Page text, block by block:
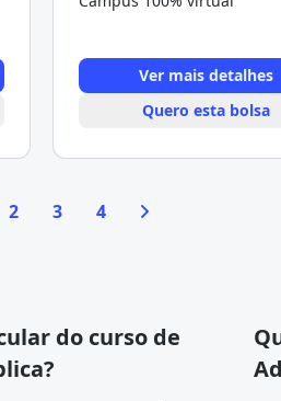
Ver mais detalhes
Quero esta bolsa
2 3 4
do curso de